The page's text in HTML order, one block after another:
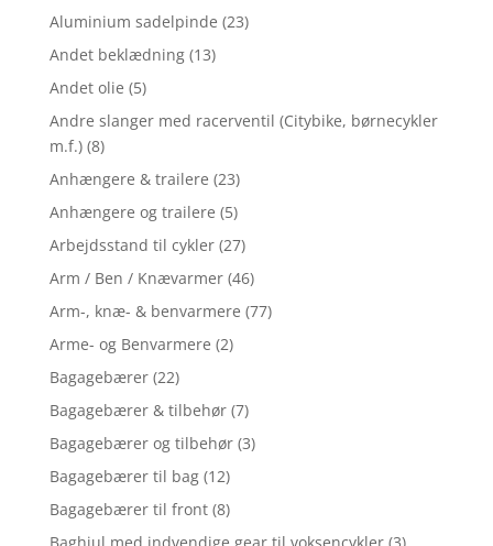
Aluminium sadelpinde (23)
Andet beklædning (13)
Andet olie (5)
Andre slanger med racerventil (Citybike, børnecykler
m.f.) (8)
Anhængere & trailere (23)
Anhængere og trailere (5)
Arbejdsstand til cykler (27)
Arm / Ben / Knævarmer (46)
Arm-, knæ- & benvarmere (77)
Arme- og Benvarmere (2)
Bagagebærer (22)
Bagagebærer & tilbehør (7)
Bagagebærer og tilbehør (3)
Bagagebærer til bag (12)
Bagagebærer til front (8)